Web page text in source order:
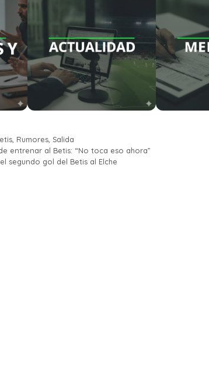
, Rumores, Salida
entrenar al Betis: “No toca eso ahora”
segundo gol del Betis al Elche